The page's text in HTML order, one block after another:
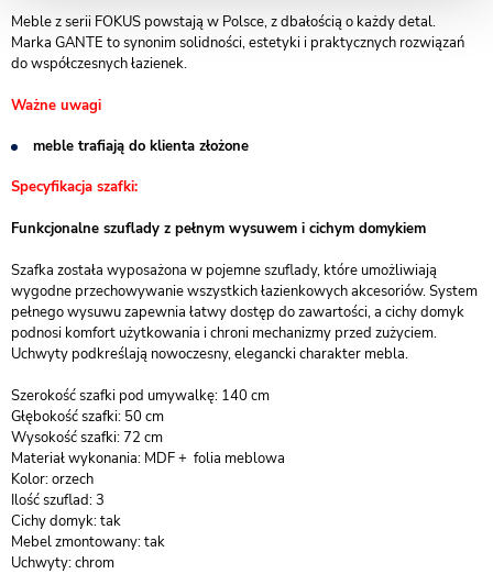
Meble z serii FOKUS powstają w Polsce, z dbałością o każdy detal.
Marka GANTE to synonim solidności, estetyki i praktycznych rozwiązań
do współczesnych łazienek.
Ważne uwagi
meble trafiają do klienta złożone
Specyfikacja szafki:
Funkcjonalne szuflady z pełnym wysuwem i cichym domykiem
Szafka została wyposażona w pojemne szuflady, które umożliwiają
wygodne przechowywanie wszystkich łazienkowych akcesoriów. System
pełnego wysuwu zapewnia łatwy dostęp do zawartości, a cichy domyk
podnosi komfort użytkowania i chroni mechanizmy przed zużyciem.
Uchwyty podkreślają nowoczesny, elegancki charakter mebla.
Szerokość szafki pod umywalkę: 140 cm
Głębokość szafki: 50 cm
Wysokość szafki: 72 cm
Materiał wykonania: MDF + folia meblowa
Kolor: orzech
Ilość szuflad: 3
Cichy domyk: tak
Mebel zmontowany: tak
Uchwyty: chrom